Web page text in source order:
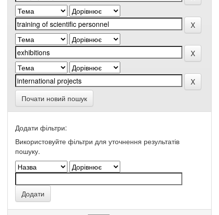
Почати новий пошук
Додати фільтри:
Використовуйте фільтри для уточнення результатів
пошуку.